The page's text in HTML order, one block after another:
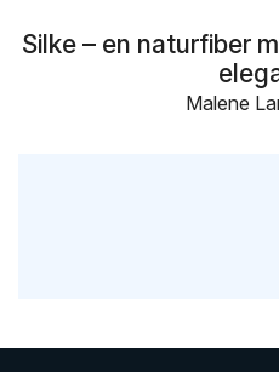
Silke – en naturfiber
Malene